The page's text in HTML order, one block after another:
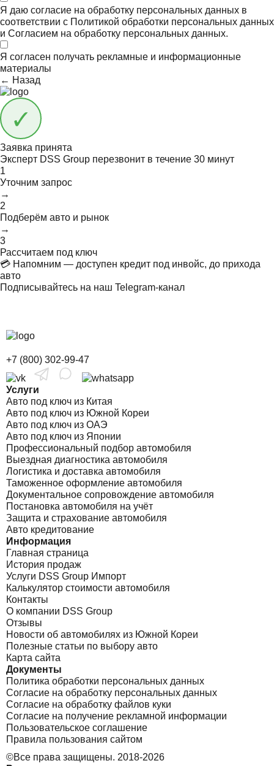
Я даю согласие на обработку персональных данных в
соответствии с Политикой обработки персональных данных
и Согласием на обработку персональных данных.
Я согласен получать рекламные и информационные
материалы
← Назад
Заявка принята
Эксперт DSS Group перезвонит в течение 30 минут
1
Уточним запрос
→
2
Подберём авто и рынок
→
3
Рассчитаем под ключ
💳 Напомним — доступен кредит под инвойс, до прихода
авто
Подписывайтесь на наш Telegram-канал
+7 (800) 302-99-47
Услуги
Авто под ключ из Китая
Авто под ключ из Южной Кореи
Авто под ключ из ОАЭ
Авто под ключ из Японии
Профессиональный подбор автомобиля
Выездная диагностика автомобиля
Логистика и доставка автомобиля
Таможенное оформление автомобиля
Документальное сопровождение автомобиля
Постановка автомобиля на учёт
Защита и страхование автомобиля
Авто кредитование
Информация
Главная страница
История продаж
Услуги DSS Group Импорт
Калькулятор стоимости автомобиля
Контакты
О компании DSS Group
Отзывы
Новости об автомобилях из Южной Кореи
Полезные статьи по выбору авто
Карта сайта
Документы
Политика обработки персональных данных
Согласие на обработку персональных данных
Согласие на обработку файлов куки
Согласие на получение рекламной информации
Пользовательское соглашение
Правила пользования сайтом
©Все права защищены. 2018-2026